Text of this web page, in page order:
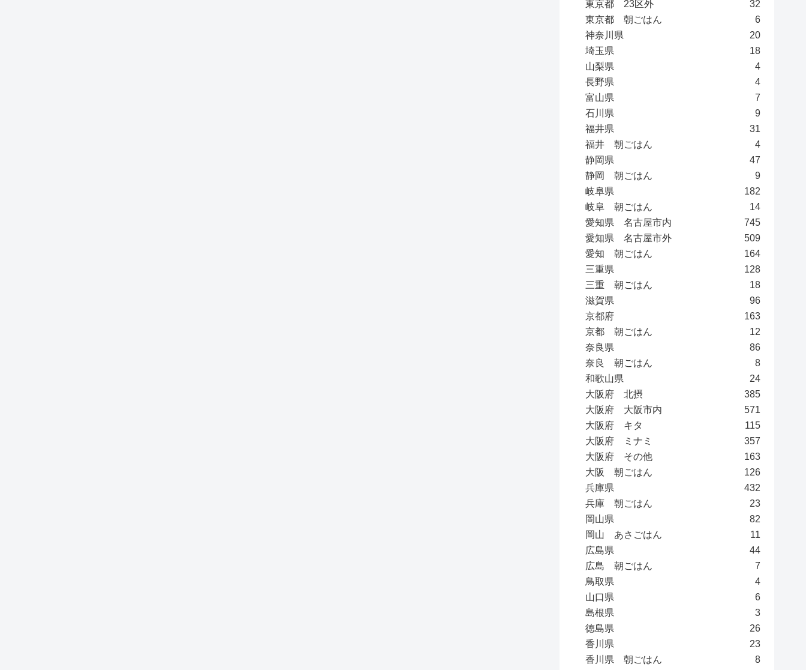
東京都 23区外
32
東京都 朝ごはん
6
神奈川県
20
埼玉県
18
山梨県
4
長野県
4
富山県
7
石川県
9
福井県
31
福井 朝ごはん
4
静岡県
47
静岡 朝ごはん
9
岐阜県
182
岐阜 朝ごはん
14
愛知県 名古屋市内
745
愛知県 名古屋市外
509
愛知 朝ごはん
164
三重県
128
三重 朝ごはん
18
滋賀県
96
京都府
163
京都 朝ごはん
12
奈良県
86
奈良 朝ごはん
8
和歌山県
24
大阪府 北摂
385
大阪府 大阪市内
571
大阪府 キタ
115
大阪府 ミナミ
357
大阪府 その他
163
大阪 朝ごはん
126
兵庫県
432
兵庫 朝ごはん
23
岡山県
82
岡山 あさごはん
11
広島県
44
広島 朝ごはん
7
鳥取県
4
山口県
6
島根県
3
徳島県
26
香川県
23
香川県 朝ごはん
8